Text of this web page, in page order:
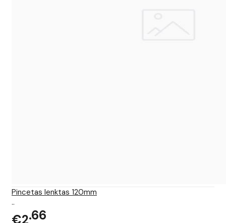
Pincetas lenktas 120mm
..
€2 66